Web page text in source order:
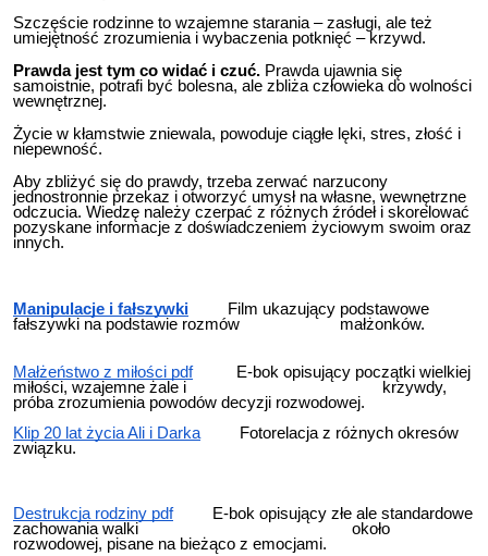
Szczęście rodzinne to wzajemne starania – zasługi, ale też
umiejętność zrozumienia i wybaczenia potknięć – krzywd.
Prawda jest tym co widać i czuć. Prawda ujawnia się
samoistnie, potrafi być bolesna, ale zbliża człowieka do wolności
wewnętrznej.
Życie w kłamstwie zniewala, powoduje ciągłe lęki, stres, złość i
niepewność.
Aby zbliżyć się do prawdy, trzeba zerwać narzucony
jednostronnie przekaz i otworzyć umysł na własne, wewnętrzne
odczucia. Wiedzę należy czerpać z różnych źródeł i skorelować
pozyskane informacje z doświadczeniem życiowym swoim oraz
innych.
Manipulacje i fałszywki
Film ukazujący podstawowe
fałszywki na podstawie rozmów małżonków.
Małżeństwo z miłości pdfE-bok opisujący początki wielkiej
miłości, wzajemne żale i krzywdy,
próba zrozumienia powodów decyzji rozwodowej.
Klip 20 lat życia Ali i Darka Fotorelacja z różnych okresów
związku.
Destrukcja rodziny pdfE-bok opisujący złe ale standardowe
zachowania walki około
rozwodowej, pisane na bieżąco z emocjami.